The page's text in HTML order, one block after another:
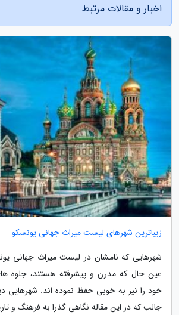
اخبار و مقالات مرتبط
زیباترین شهرهای لیست میراث جهانی یونسکو
شهرهایی که نامشان در لیست میراث جهانی
عین حال که مدرن و پیشرفته هستند، جلوه
خود را نیز به خوبی حفظ نموده اند.
جالب که در این مقاله نگاهی گذرا به فرهنگ و